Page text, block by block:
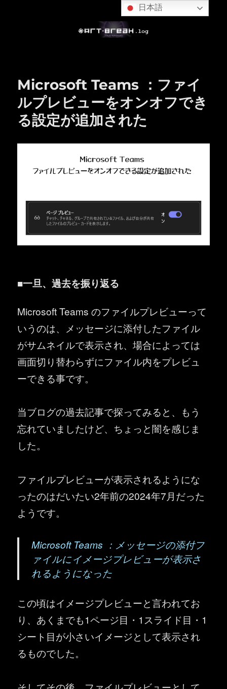
Microsoft Teams ：ファイ
ルプレビューをオンオフでき
る設定が追加された
■一旦、過去を振り返る
Microsoft Teams のファイルプレビューって
いうのは、メッセージに添付したファイル
がサムネイルで表示され、場合によっては
画面切り替わらずにファイル内をプレビュ
ーできる事です。
当ブログの過去記事で探ってみると、もう
忘れていましたけど、ちょっと闇を感じま
した。
ファイルプレビューが表示されるようにな
ったのはだいたい2年前の2024年7月だった
ようです。
Microsoft Teams ：メッセージの添付フ
ァイルにイメージプレビューが表示さ
れるようになった
この頃はイメージプレビューと言われてお
り、あくまでも1ページ目・1スライド目・1
シート目が小さいイメージとして表示され
るものでした。
日本語